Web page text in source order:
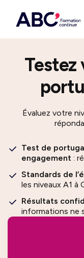
Testez
Évaluez votre
Test de
engagement :
Standards de
les niveaux A1 à
Résultats
informations ne